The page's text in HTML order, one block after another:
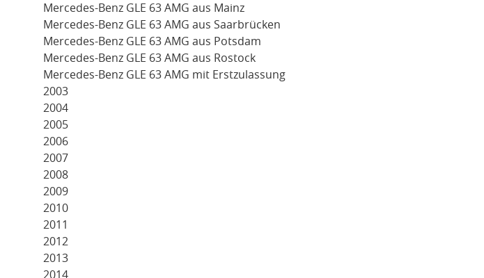
Mercedes-Benz GLE 63 AMG aus Mainz
Mercedes-Benz GLE 63 AMG aus Saarbrücken
Mercedes-Benz GLE 63 AMG aus Potsdam
Mercedes-Benz GLE 63 AMG aus Rostock
Mercedes-Benz GLE 63 AMG mit Erstzulassung
2003
2004
2005
2006
2007
2008
2009
2010
2011
2012
2013
2014